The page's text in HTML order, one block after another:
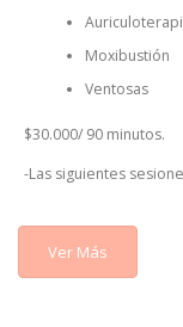
Moxibustión
Ventosas
$30.000/ 90 minutos.
-Las siguientes
Ver Más